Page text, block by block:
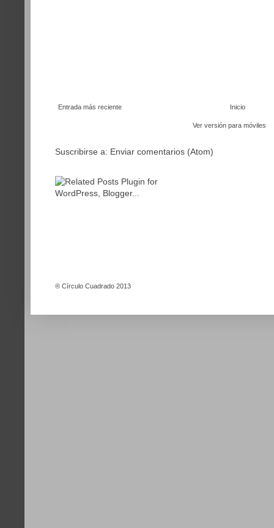
Entrada más reciente Inicio
Ver versión para móviles
Suscribirse a: Enviar comentarios (Atom)
® Círculo Cuadrado 2013